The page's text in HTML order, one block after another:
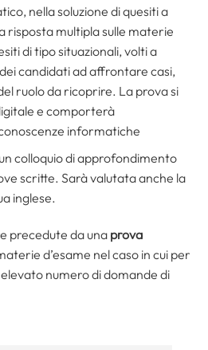
nella soluzione di quesiti a
risposta multipla sulle materie
di tipo situazionali, volti a
candidati ad affrontare casi,
ruolo da ricoprire. La prova si
e comporterà
informatiche
colloquio di approfondimento
scritte. Sarà valutata anche la
inglese.
precedute da una prova
d’esame nel caso in cui per
numero di domande di